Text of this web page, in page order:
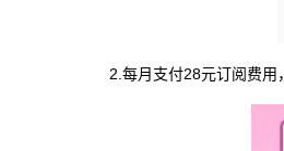
2.每月支付28元订阅费